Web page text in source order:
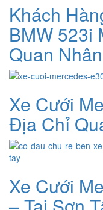
Khách
BMW 523i
Quan Nhân
Xe Cưới
Địa Chỉ
Xe Cưới